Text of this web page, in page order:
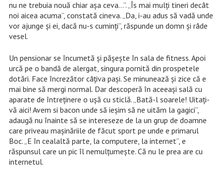
nu ne trebuia nouă chiar așa ceva…”. „Îs mai mulţi tineri decât
noi aicea acuma”, constată cineva. „Da, i-au adus să vadă unde
vor ajunge şi ei, dacă nu-s cuminţi”, răspunde un domn şi râde
vesel.
Un pensionar se încumetă și pășește în sala de fitness. Apoi
urcă pe o bandă de alergat, singura pornită din prospetele
dotări. Face încrezător câțiva pași. Se minunează și zice că e
mai bine să mergi normal. Dar descoperă în aceeași sală cu
aparate de întreținere o ușă cu sticlă. „Bată-l soarele! Uitați-
vă aici! Avem si bacon unde să ieșim să ne uităm la gagici”,
adaugă nu înainte să se intereseze de la un grup de doamne
care priveau mașinăriile de făcut sport pe unde e primarul
Boc. „E în cealaltă parte, la computere, la internet”, e
răspunsul care un pic îl nemulțumește. Că nu le prea are cu
internetul.